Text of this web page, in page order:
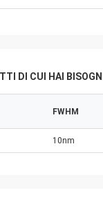
DI CUI HAI
FWHM
10nm